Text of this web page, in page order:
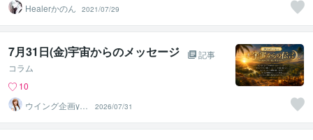
Healerかのん
2021/07/29
7月31日(金)宇宙からのメッセージ
記事
コラム
10
ウイング企画yuk
a
2026/07/31